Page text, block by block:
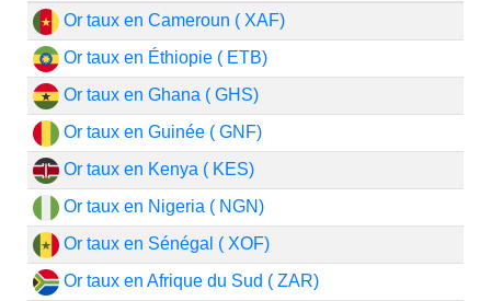
Or taux en Cameroun ( XAF)
Or taux en Éthiopie ( ETB)
Or taux en Ghana ( GHS)
Or taux en Guinée ( GNF)
Or taux en Kenya ( KES)
Or taux en Nigeria ( NGN)
Or taux en Sénégal ( XOF)
Or taux en Afrique du Sud ( ZAR)